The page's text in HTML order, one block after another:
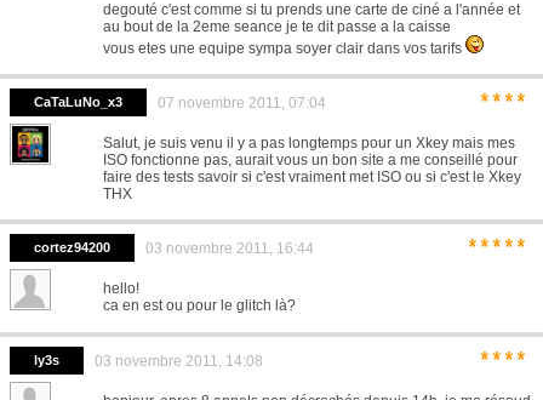
degouté c'est comme si tu prends une carte de ciné a l'année et
au bout de la 2eme seance je te dit passe a la caisse
vous etes une equipe sympa soyer clair dans vos tarifs
CaTaLuNo_x3 07 novembre 2011, 07:04 ****
Salut, je suis venu il y a pas longtemps pour un Xkey mais mes
ISO fonctionne pas, aurait vous un bon site a me conseillé pour
faire des tests savoir si c'est vraiment met ISO ou si c'est le Xkey
THX
cortez94200 03 novembre 2011, 16:44 *****
hello!
ca en est ou pour le glitch là?
ly3s 03 novembre 2011, 14:08 ****